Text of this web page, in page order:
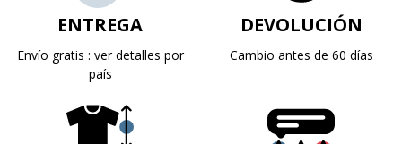
ENTREGA
Envío gratis : ver detalles por
país
DEVOLUCIÓN
Cambio antes de 60 días